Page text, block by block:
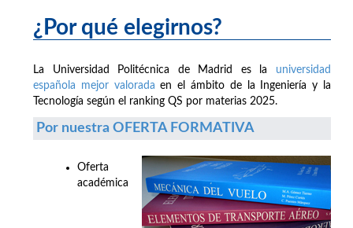
¿Por qué elegirnos?
La Universidad Politécnica de Madrid es la universidad
española mejor valorada en el ámbito de la Ingeniería y la
Tecnología según el ranking QS por materias 2025.
Por nuestra OFERTA FORMATIVA
Oferta
académica